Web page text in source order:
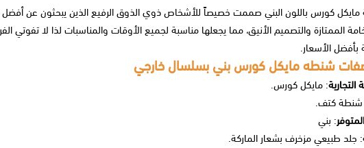
كورس باللون البني صممت خصيصاً للأشخاص ذوي الذوق الرفيع الذين يبحثون عن أفضل
الممتازة والتصميم الأنيق، مما يجعلها مناسبة لجميع الأوقات والمناسبات لذا لا
بأفضل الأسعار.
شنطه مايكل كورس بني بسلسال خارجي
التجارية: مايكل كورس.
كتف.
: بني
: جلد طبيعي مزخرف بشعار الماركة.